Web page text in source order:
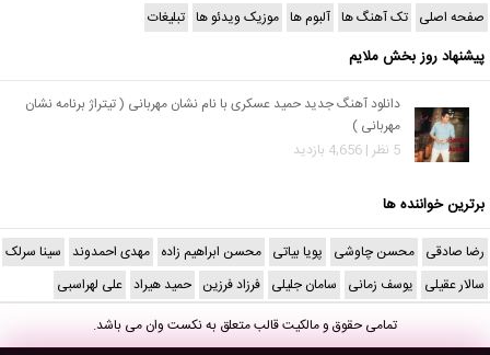
صفحه اصلی تک آهنگ ها آلبوم ها موزیک ویدئو ها تبلیغات
پیشنهاد روز بخش ملایم
دانلود آهنگ جدید حمید عسکری با نام نشان مهربانی ( تیتراژ برنامه نشان
مهربانی )
5 نظر | 4,656 بازدید
برترین خواننده ها
رضا صادقی محسن چاوشی پویا بیاتی محسن ابراهیم زاده مهدی احمدوند سینا سرلک
سالار عقیلی یوسف زمانی سامان جلیلی فرزاد فرزین حمید هیراد علی لهراسبی
تمامی حقوق و مالکیت قالب متعلق بهنکست وانمی باشد.